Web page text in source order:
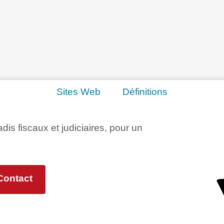
Sites Web Définitions
fiscaux et judiciaires, pour un